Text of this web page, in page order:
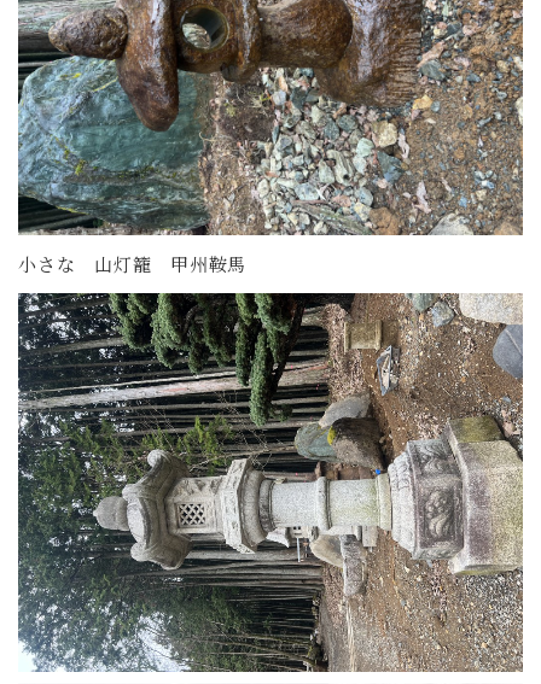
小さな 山灯籠 甲州鞍馬